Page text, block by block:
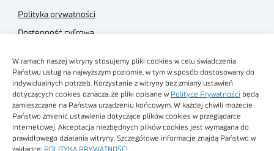
W ramach naszej witryny stosujemy pliki cookies w celu świadczenia
Państwu usług na najwyższym poziomie, w tym w sposób dostosowany do
indywidualnych potrzeb. Korzystanie z witryny bez zmiany ustawień
dotyczących cookies oznacza, że pliki opisane w Polityce Prywatności będą
zamieszczane na Państwa urządzeniu końcowym. W każdej chwili możecie
Państwo zmienić ustawienia dotyczące plików cookies w przeglądarce
internetowej. Akceptacja niezbędnych plików cookies jest wymagana do
prawidłowego działania witryny. Szczegółowe informacje znajdą Państwo w
zakładce: POLITYKA PRYWATNOŚCI
Polityka prywatności
Dostępność cyfrowa
Regulamin sklepu
Obrazy stockowe
autorstwa